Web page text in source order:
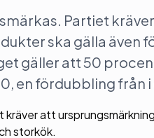
Partiet
ska gälla även
gäller att 50
en fördubbling från i
att
storkök.